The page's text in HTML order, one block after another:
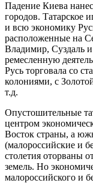
Падение Киева
городов. Татарское
и всю экономику
расположенные на
Владимир, Суздаль
ремесленную
Русь торговала со
колониями, с
т.д.
Опустошительные
центром
Восток страны, а
(малороссийские и
столетия оторваны
земель. Но
малороссийского и